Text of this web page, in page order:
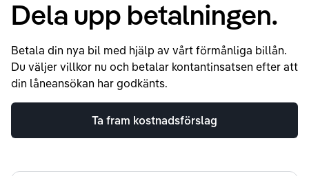
Dela upp betalningen.
Betala din nya bil med hjälp av vårt förmånliga billån.
Du väljer villkor nu och betalar kontantinsatsen efter att
din låneansökan har godkänts.
Ta fram kostnadsförslag